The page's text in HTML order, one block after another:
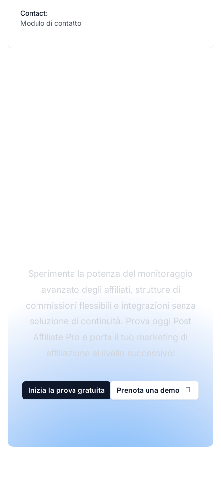
Contact:
Modulo di contatto
Sperimenta la potenza del monitoraggio
avanzato degli affiliati, strutture di
commissioni flessibili e integrazioni senza
soluzione di continuità. Prova oggi Post
Affiliate Pro e porta il tuo marketing di
affiliazione al livello successivo!
Inizia la prova gratuita Prenota una demo